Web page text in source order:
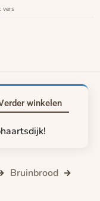
vers
winkelen
Bruinbrood